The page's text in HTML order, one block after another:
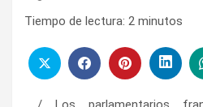
Tiempo de lectura: 2 minutos